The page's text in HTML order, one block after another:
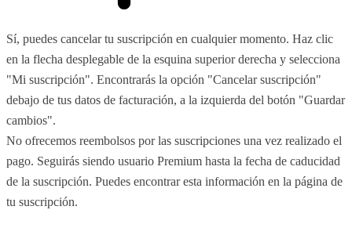
Sí, puedes cancelar tu suscripción en cualquier momento. Haz clic
en la flecha desplegable de la esquina superior derecha y selecciona
"Mi suscripción". Encontrarás la opción "Cancelar suscripción"
debajo de tus datos de facturación, a la izquierda del botón "Guardar
cambios".
No ofrecemos reembolsos por las suscripciones una vez realizado el
pago. Seguirás siendo usuario Premium hasta la fecha de caducidad
de la suscripción. Puedes encontrar esta información en la página de
tu suscripción.